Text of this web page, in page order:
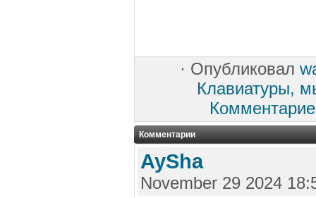
· Опубликовал
Клавиатуры,
Комментарии
AySha
November 29 2024